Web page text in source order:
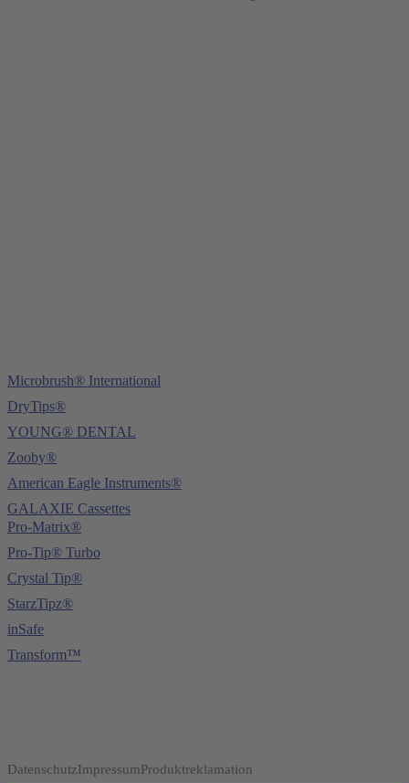
Microbrush® International
DryTips®
YOUNG® DENTAL
Zooby®
American Eagle Instruments®
GALAXIE Cassettes
Pro-Matrix®
Pro-Tip® Turbo
Crystal Tip®
StarzTipz®
inSafe
Transform™
DatenschutzImpressumProduktreklamation